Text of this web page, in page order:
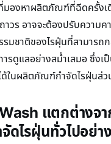
มองหาผลิตภัณฑ์ที่ฉีดครั้งเ
าวร อาจจะต้องปรับความค
รมชาติของไรฝุ่นที่สามารถ
ารดูแลอย่างสม่ำเสมอ ซึ่งเ
ในผลิตภัณฑ์กำจัดไรฝุ่นส่
แตกต่างจ
ดไรฝุ่นทั่วไปอย่า